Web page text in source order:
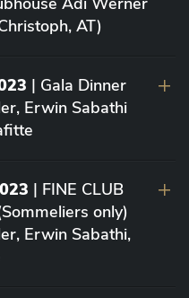
AT)
| Gala Dinner
Erwin Sabathi
| FINE CLUB
only)
Erwin Sabathi,